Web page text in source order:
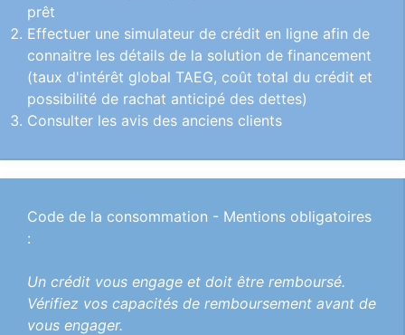
prêt
Effectuer une simulateur de crédit en ligne afin de
connaitre les détails de la solution de financement
(taux d'intérêt global TAEG, coût total du crédit et
possibilité de rachat anticipé des dettes)
Consulter les avis des anciens clients
Code de la consommation - Mentions obligatoires
:
Un crédit vous engage et doit être remboursé.
Vérifiez vos capacités de remboursement avant de
vous engager.